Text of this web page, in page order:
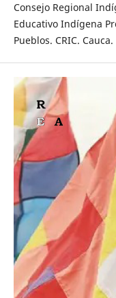
Consejo Regional
Educativo Indígena
Pueblos. CRIC.